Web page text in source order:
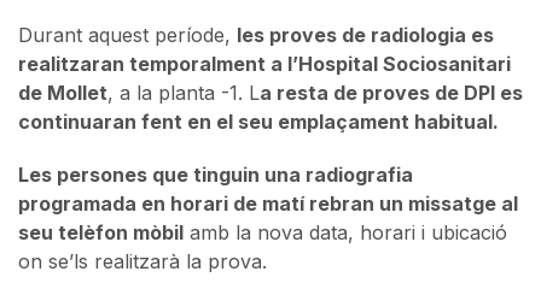
Durant aquest període, les proves de radiologia es
realitzaran temporalment a l’Hospital Sociosanitari
de Mollet, a la planta -1. La resta de proves de DPI es
continuaran fent en el seu emplaçament habitual.
Les persones que tinguin una radiografia
programada en horari de matí rebran un missatge al
seu telèfon mòbil amb la nova data, horari i ubicació
on se’ls realitzarà la prova.